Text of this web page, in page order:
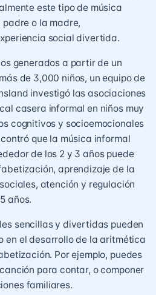
este tipo de música
o la madre,
social divertida.
generados a partir de un
de 3,000 niños, un equipo de
investigó las asociaciones
casera informal en niños muy
cognitivos y socioemocionales
que la música informal
de los 2 y 3 años puede
aprendizaje de la
atención y regulación
años.
sencillas y divertidas pueden
en el desarrollo de la aritmética
Por ejemplo, puedes
para contar, o componer
familiares.